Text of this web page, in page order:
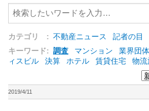
カテゴリ : 不動産ニュース 記者の目
キーワード: 調査 マンション 業界団体
ィスビル
決算 ホテル 賃貸住宅 物流
野村不動
2019/4/11